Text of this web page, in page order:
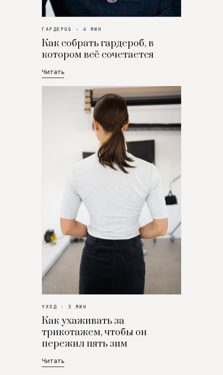
ГАРДЕРОБ · 4 МИН
Как собрать гардероб, в
котором всё сочетается
Читать
УХОД · 3 МИН
Как ухаживать за
трикотажем, чтобы он
пережил пять зим
Читать